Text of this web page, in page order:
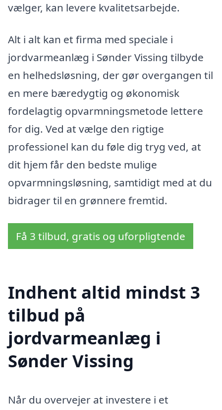
vælger, kan levere kvalitetsarbejde.
Alt i alt kan et firma med speciale i
jordvarmeanlæg i Sønder Vissing tilbyde
en helhedsløsning, der gør overgangen til
en mere bæredygtig og økonomisk
fordelagtig opvarmningsmetode lettere
for dig. Ved at vælge den rigtige
professionel kan du føle dig tryg ved, at
dit hjem får den bedste mulige
opvarmningsløsning, samtidigt med at du
bidrager til en grønnere fremtid.
Få 3 tilbud, gratis og uforpligtende
Indhent altid mindst 3
tilbud på
jordvarmeanlæg i
Sønder Vissing
Når du overvejer at investere i et